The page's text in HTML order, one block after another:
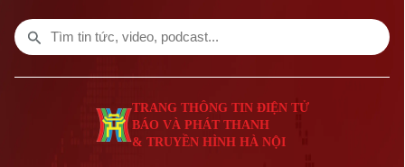
Phó Giám đốc: Nguyễn Kim Khiêm, Nguyễn Minh Đức, Nguyễn Thành Lợi
TRANG THÔNG TIN ĐIỆN TỬ
BÁO VÀ PHÁT THANH
& TRUYỀN HÌNH HÀ NỘI